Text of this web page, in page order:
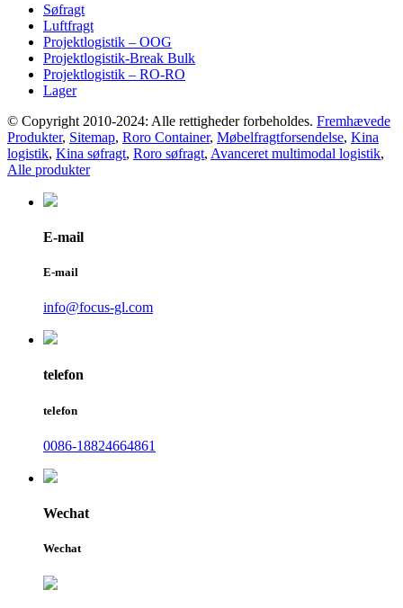
Søfragt
Luftfragt
Projektlogistik – OOG
Projektlogistik-Break Bulk
Projektlogistik – RO-RO
Lager
© Copyright 2010-2024: Alle rettigheder forbeholdes. Fremhævede
Produkter, Sitemap, Roro Container, Møbelfragtforsendelse, Kina
logistik, Kina søfragt, Roro søfragt, Avanceret multimodal logistik,
Alle produkter
E-mail
E-mail
info@focus-gl.com
telefon
telefon
0086-18824664861
Wechat
Wechat